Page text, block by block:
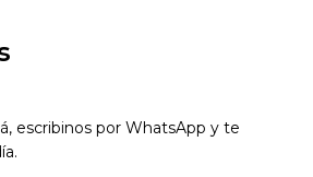
escribinos por WhatsApp y te